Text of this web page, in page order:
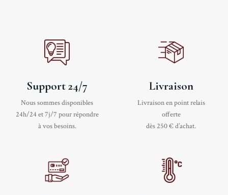
Support 24/7
Nous sommes disponibles
24h/24 et 7j/7 pour répondre
à vos besoins.
Livraison
Livraison en point relais
offerte
dès 250 € d’achat.